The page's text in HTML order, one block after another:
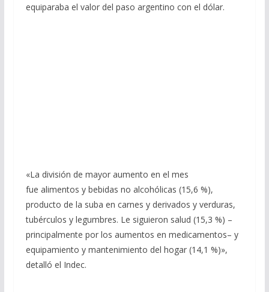
equiparaba el valor del paso argentino con el dólar.
«La división de mayor aumento en el mes
fue alimentos y bebidas no alcohólicas (15,6 %),
producto de la suba en carnes y derivados y verduras,
tubérculos y legumbres. Le siguieron salud (15,3 %) –
principalmente por los aumentos en medicamentos– y
equipamiento y mantenimiento del hogar (14,1 %)»,
detalló el Indec.